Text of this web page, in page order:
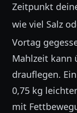
Zeitpunkt
wie viel Salz
Vortag
Mahlzeit kann
drauflegen.
0,75 kg
mit